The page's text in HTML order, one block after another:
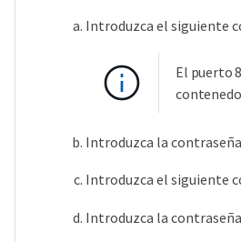
Introduzca el siguiente
El puerto
Introduzca la
Introduzca el siguiente
Introduzca la